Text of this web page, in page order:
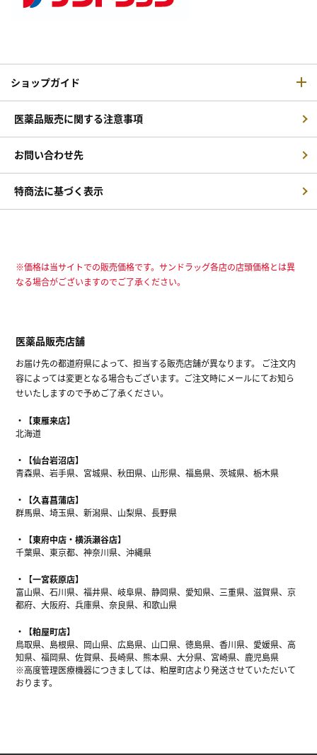
ショップガイド
医薬品販売に関する注意事項
お問い合わせ先
特商法に基づく表示
※価格は当サイトでの販売価格です。サンドラッグ各店の店頭価格とは異
なる場合がございますのでご了承ください。
医薬品販売店舗
お届け先の都道府県によって、担当する販売店舗が異なります。 ご注文内
容によっては変更となる場合もございます。ご注文時にメールにてお知ら
せいたしますので予めご了承ください。
【東雁来店】
北海道
【仙台岩沼店】
青森県、岩手県、宮城県、秋田県、山形県、福島県、茨城県、栃木県
【久喜菖蒲店】
群馬県、埼玉県、新潟県、山梨県、長野県
【東府中店・横浜瀬谷店】
千葉県、東京都、神奈川県、沖縄県
【一宮萩原店】
富山県、石川県、福井県、岐阜県、静岡県、愛知県、三重県、滋賀県、京
都府、大阪府、兵庫県、奈良県、和歌山県
【粕屋町店】
鳥取県、島根県、岡山県、広島県、山口県、徳島県、香川県、愛媛県、高
知県、福岡県、佐賀県、長崎県、熊本県、大分県、宮崎県、鹿児島県
※高度管理医療機器につきましては、粕屋町店より発送させていただいて
おります。